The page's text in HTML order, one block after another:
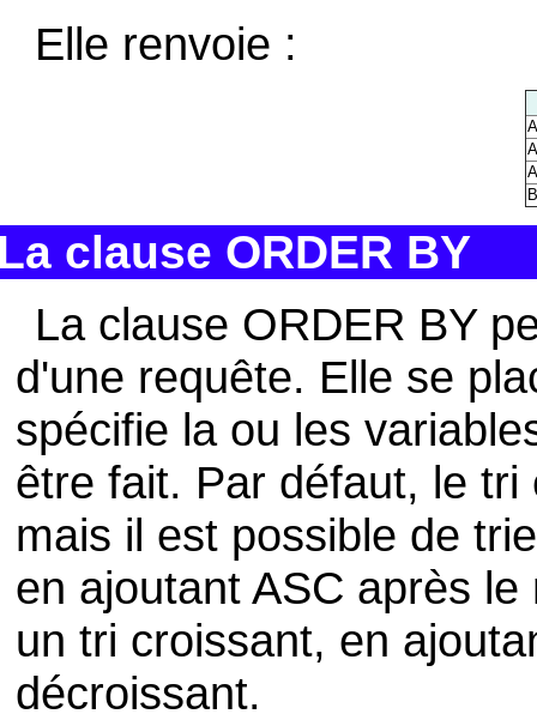
Elle renvoie :
clause ORDER BY
La clause ORDER BY
d'une requête. Elle se
spécifie la ou les
être fait. Par défaut, le
mais il est possible de
en ajoutant ASC après
un tri croissant, en
décroissant.